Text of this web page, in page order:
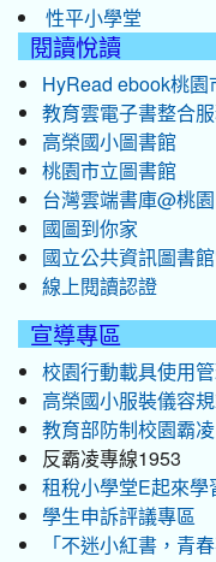
性平小學堂
閱讀悅讀
HyRead ebook桃園
教育雲電子書整合
高榮國小圖書館
桃園市立圖書館
台灣雲端書庫@桃園
國圖到你家
國立公共資訊圖書
線上閱讀認證
宣導專區
校園行動載具使用
高榮國小服裝儀容
教育部防制校園霸凌
反霸凌專線1953
租稅小學堂E起來學
學生申訴評議專區
「不迷小紅書，青